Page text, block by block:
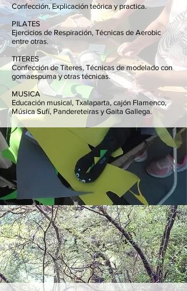
Confección, Explicación teórica y practica.
PILATES
Ejercicios de Respiración, Técnicas de Aerobic
entre otras.
TITERES
Confección de Títeres, Técnicas de modelado con
gomaespuma y otras técnicas.
MUSICA
Educación musical, Txalaparta, cajón Flamenco,
Música Sufí, Pandereteiras y Gaita Gallega.